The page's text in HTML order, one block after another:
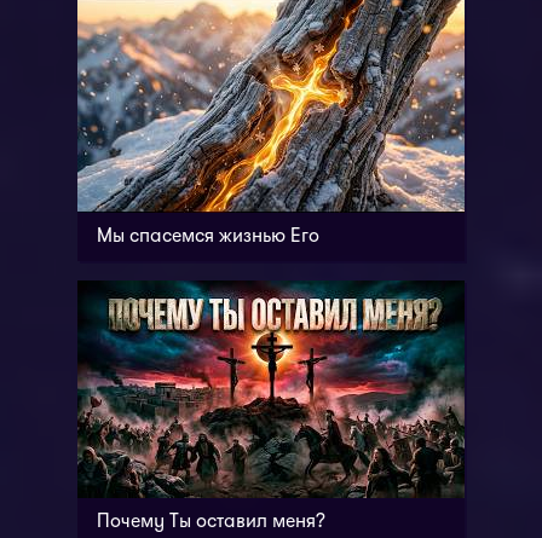
Мы спасемся жизнью Его
Почему Ты оставил меня?